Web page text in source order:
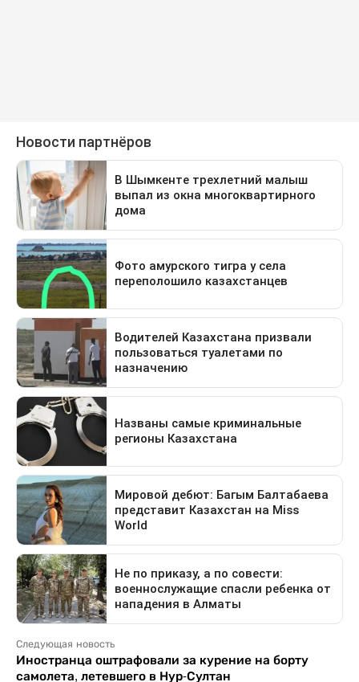
Следующая новость
Иностранца оштрафовали за курение на борту
самолета, летевшего в Нур-Султан